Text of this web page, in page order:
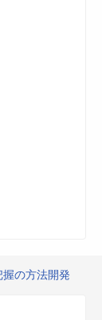
の方法開発